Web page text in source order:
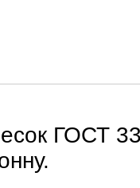
ГОСТ